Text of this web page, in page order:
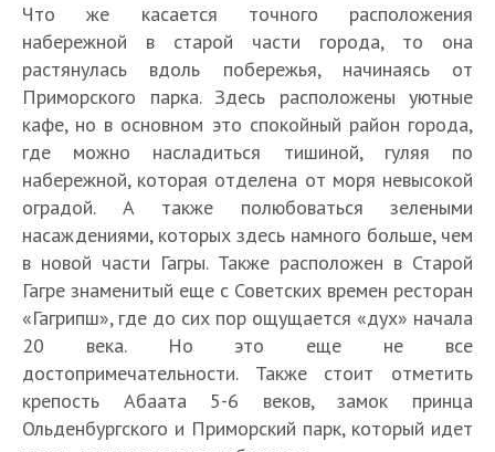
Что же касается точного расположения
набережной в старой части города, то она
растянулась вдоль побережья, начинаясь от
Приморского парка. Здесь расположены уютные
кафе, но в основном это спокойный район города,
где можно насладиться тишиной, гуляя по
набережной, которая отделена от моря невысокой
оградой. А также полюбоваться зелеными
насаждениями, которых здесь намного больше, чем
в новой части Гагры. Также расположен в Старой
Гагре знаменитый еще с Советских времен ресторан
«Гагрипш», где до сих пор ощущается «дух» начала
20 века. Но это еще не все
достопримечательности. Также стоит отметить
крепость Абаата 5-6 веков, замок принца
Ольденбургского и Приморский парк, который идет